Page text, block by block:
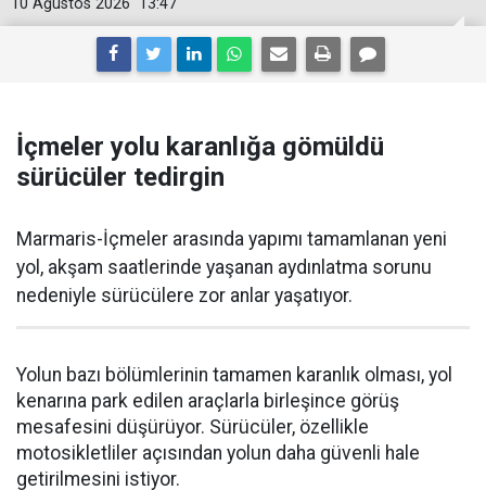
13:47
10 Ağustos 2026
İçmeler yolu karanlığa gömüldü
sürücüler tedirgin
Marmaris-İçmeler arasında yapımı tamamlanan yeni
yol, akşam saatlerinde yaşanan aydınlatma sorunu
nedeniyle sürücülere zor anlar yaşatıyor.
Yolun bazı bölümlerinin tamamen karanlık olması, yol
kenarına park edilen araçlarla birleşince görüş
mesafesini düşürüyor. Sürücüler, özellikle
motosikletliler açısından yolun daha güvenli hale
getirilmesini istiyor.